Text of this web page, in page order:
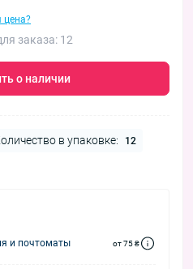
цена?
заказа: 12
о наличии
в упаковке: 12
и почтоматы от 75 ₴